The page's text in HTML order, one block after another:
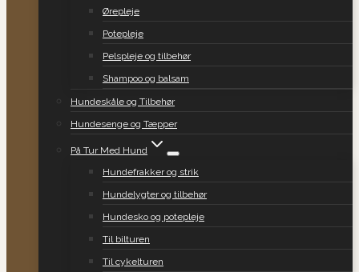
Ørepleje
Potepleje
Pelspleje og tilbehør
Shampoo og balsam
Hundeskåle og Tilbehør
Hundesenge og Tæpper
På Tur Med Hund
Hundefrakker og strik
Hundelygter og tilbehør
Hundesko og potepleje
Til bilturen
Til cykelturen